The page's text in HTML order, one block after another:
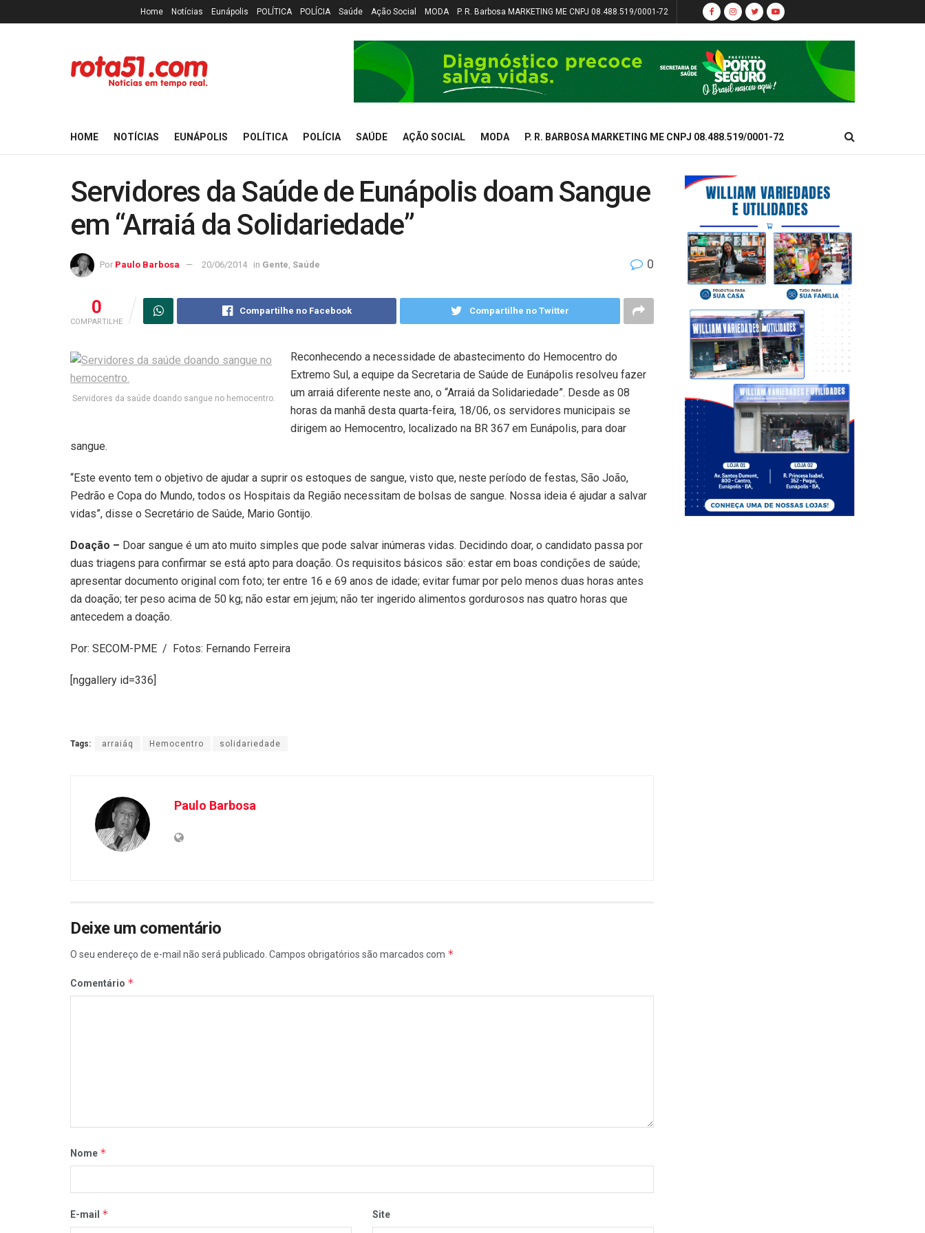
Home Notícias Eunápolis POLÍTICA POLÍCIA Saúde Ação Social MODA P. R. Barbosa MARKETING ME CNPJ 08.488.519/0001-72
HOME NOTÍCIAS EUNÁPOLIS POLÍTICA POLÍCIA SAÚDE AÇÃO SOCIAL MODA P. R. BARBOSA MARKETING ME CNPJ 08.488.519/0001-72
Servidores da Saúde de Eunápolis doam Sangue
em “Arraiá da Solidariedade”
Por Paulo Barbosa 20/06/2014 in Gente Saúde 0
0
COMPARTILHE
Compartilhe no Facebook Compartilhe no Twitter
Servidores da saúde doando sangue no hemocentro.
Reconhecendo a necessidade de abastecimento do Hemocentro do
Extremo Sul, a equipe da Secretaria de Saúde de Eunápolis resolveu fazer
um arraiá diferente neste ano, o “Arraiá da Solidariedade”. Desde as 08
horas da manhã desta quarta-feira, 18/06, os servidores municipais se
dirigem ao Hemocentro, localizado na BR 367 em Eunápolis, para doar
sangue.
“Este evento tem o objetivo de ajudar a suprir os estoques de sangue, visto que, neste período de festas, São João,
Pedrão e Copa do Mundo, todos os Hospitais da Região necessitam de bolsas de sangue. Nossa ideia é ajudar a salvar
vidas”, disse o Secretário de Saúde, Mario Gontijo.
Doação – Doar sangue é um ato muito simples que pode salvar inúmeras vidas. Decidindo doar, o candidato passa por
duas triagens para confirmar se está apto para doação. Os requisitos básicos são: estar em boas condições de saúde;
apresentar documento original com foto; ter entre 16 e 69 anos de idade; evitar fumar por pelo menos duas horas antes
da doação; ter peso acima de 50 kg; não estar em jejum; não ter ingerido alimentos gordurosos nas quatro horas que
antecedem a doação.
Por: SECOM-PME / Fotos: Fernando Ferreira
[nggallery id=336]
Tags: arraiáq Hemocentro solidariedade
Paulo Barbosa
Deixe um comentário
O seu endereço de e-mail não será publicado. Campos obrigatórios são marcados com *
Comentário *
Nome *
E-mail * Site